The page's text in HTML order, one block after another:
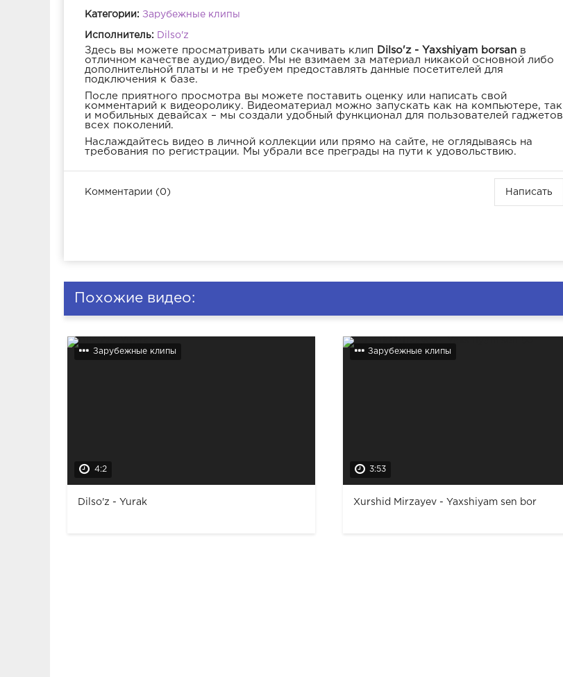
Категории: Зарубежные клипы
Исполнитель: Dilso'z
Здесь вы можете просматривать или скачивать клип Dilso'z - Yaxshiyam borsan в
отличном качестве аудио/видео. Мы не взимаем за материал никакой основной либо
дополнительной платы и не требуем предоставлять данные посетителей для
подключения к базе.
После приятного просмотра вы можете поставить оценку или написать свой
комментарий к видеоролику. Видеоматериал можно запускать как на компьютере, так
и мобильных девайсах – мы создали удобный функционал для пользователей гаджетов
всех поколений.
Наслаждайтесь видео в личной коллекции или прямо на сайте, не оглядываясь на
требования по регистрации. Мы убрали все преграды на пути к удовольствию.
Комментарии (0) Написать
Похожие видео:
Зарубежные клипы
4:2
Dilso'z - Yurak
Зарубежные клипы
3:53
Xurshid Mirzayev - Yaxshiyam sen bor